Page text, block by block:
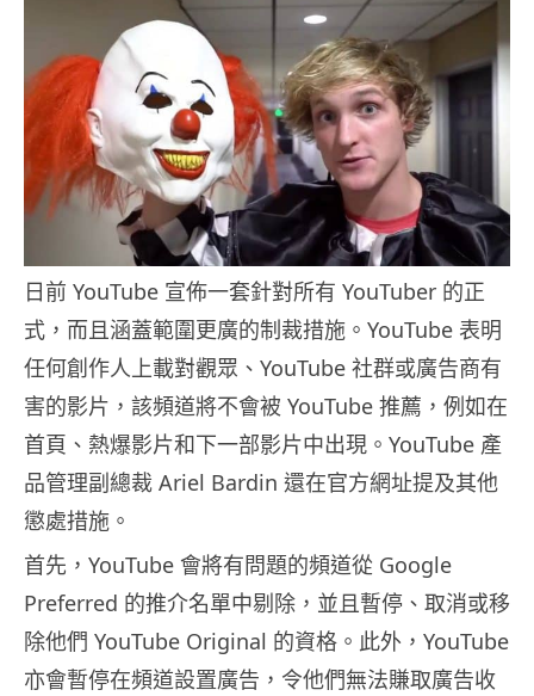
日前 YouTube 宣佈一套針對所有 YouTuber 的正
式，而且涵蓋範圍更廣的制裁措施。YouTube 表明
任何創作人上載對觀眾、YouTube 社群或廣告商有
害的影片，該頻道將不會被 YouTube 推薦，例如在
首頁、熱爆影片和下一部影片中出現。YouTube 產
品管理副總裁 Ariel Bardin 還在官方網址提及其他
懲處措施。
首先，YouTube 會將有問題的頻道從 Google
Preferred 的推介名單中剔除，並且暫停、取消或移
除他們 YouTube Original 的資格。此外，YouTube
亦會暫停在頻道設置廣告，令他們無法賺取廣告收